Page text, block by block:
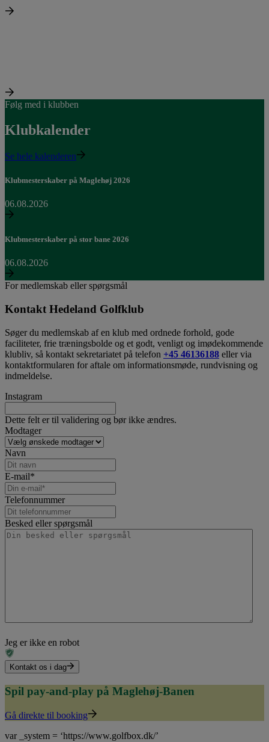
Følg med i klubben
Klubkalender
Se hele kalenderen
Klubmesterskaber på Maglehøj 2026
06.08.2026
Klubmesterskaber på stor bane 2026
06.08.2026
For medlemskab eller spørgsmål
Kontakt Hedeland Golfklub
Søger du medlemskab af en klub med ordnede forhold, gode
faciliteter, frie træningsbolde og et godt, venligt og imødekommende
klubliv, så kontakt sekretariatet på telefon +45 46136188 eller via
kontaktformularen for aftale om informationsmøde, rundvisning og
indmeldelse.
Instagram
Dette felt er til validering og bør ikke ændres.
Modtager
Navn
E-mail*
Telefonnummer
Besked eller spørgsmål
Jeg er ikke en robot
Kontakt os i dag
Spil pay-and-play på Maglehøj-Banen
Gå direkte til booking
var _system = ‘https://www.golfbox.dk/’